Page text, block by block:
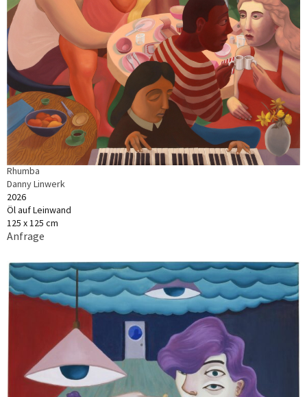
Rhumba
Danny Linwerk
2026
Öl auf Leinwand
125 x 125 cm
Anfrage